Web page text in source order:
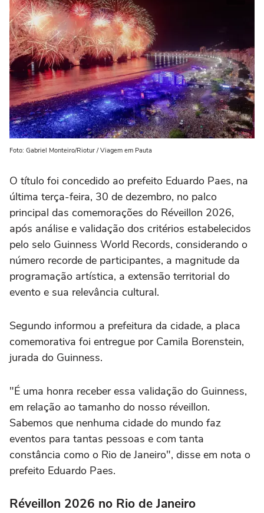
Foto: Gabriel Monteiro/Riotur / Viagem em Pauta
O título foi concedido ao prefeito Eduardo Paes, na
última terça-feira, 30 de dezembro, no palco
principal das comemorações do Réveillon 2026,
após análise e validação dos critérios estabelecidos
pelo selo Guinness World Records, considerando o
número recorde de participantes, a magnitude da
programação artística, a extensão territorial do
evento e sua relevância cultural.
Segundo informou a prefeitura da cidade, a placa
comemorativa foi entregue por Camila Borenstein,
jurada do Guinness.
"É uma honra receber essa validação do Guinness,
em relação ao tamanho do nosso réveillon.
Sabemos que nenhuma cidade do mundo faz
eventos para tantas pessoas e com tanta
constância como o Rio de Janeiro", disse em nota o
prefeito Eduardo Paes.
Réveillon 2026 no Rio de Janeiro